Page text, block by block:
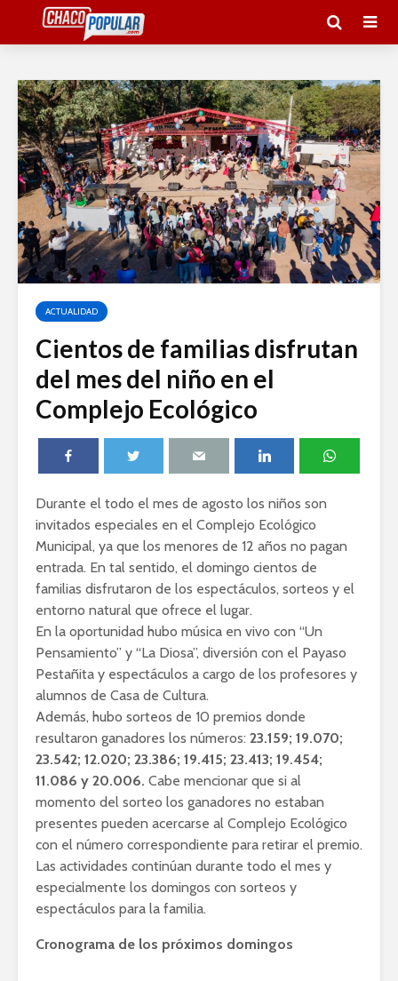
ACTUALIDAD
Cientos de familias disfrutan
del mes del niño en el
Complejo Ecológico
Durante el todo el mes de agosto los niños son
invitados especiales en el Complejo Ecológico
Municipal, ya que los menores de 12 años no pagan
entrada. En tal sentido, el domingo cientos de
familias disfrutaron de los espectáculos, sorteos y el
entorno natural que ofrece el lugar.
En la oportunidad hubo música en vivo con “Un
Pensamiento” y “La Diosa”, diversión con el Payaso
Pestañita y espectáculos a cargo de los profesores y
alumnos de Casa de Cultura.
Además, hubo sorteos de 10 premios donde
resultaron ganadores los números: 23.159; 19.070;
23.542; 12.020; 23.386; 19.415; 23.413; 19.454;
11.086 y 20.006. Cabe mencionar que si al
momento del sorteo los ganadores no estaban
presentes pueden acercarse al Complejo Ecológico
con el número correspondiente para retirar el premio.
Las actividades continúan durante todo el mes y
especialmente los domingos con sorteos y
espectáculos para la familia.
Cronograma de los próximos domingos